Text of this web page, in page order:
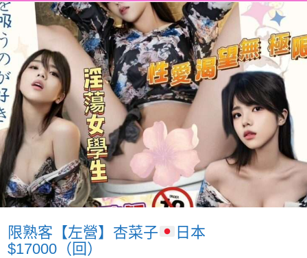
限熟客【左營】杏菜子
日本
$17000（回）